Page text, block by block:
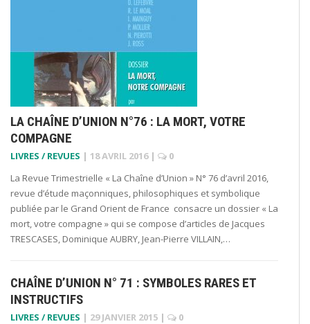
LA CHAÎNE D’UNION N°76 : LA MORT, VOTRE
COMPAGNE
LIVRES / REVUES | 18 AVRIL 2016 |
0
La Revue Trimestrielle « La Chaîne d’Union » N° 76 d’avril 2016,
revue d’étude maçonniques, philosophiques et symbolique
publiée par le Grand Orient de France consacre un dossier « La
mort, votre compagne » qui se compose d’articles de Jacques
TRESCASES, Dominique AUBRY, Jean-Pierre VILLAIN,…
CHAÎNE D’UNION N° 71 : SYMBOLES RARES ET
INSTRUCTIFS
LIVRES / REVUES | 29 JANVIER 2015 |
0